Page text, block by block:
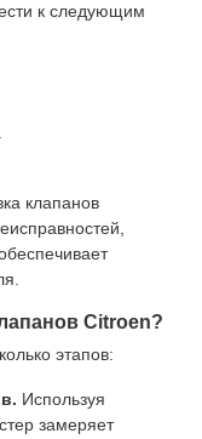
к следующим
клапанов
Citroen?
этапов:
Используя
замеряет